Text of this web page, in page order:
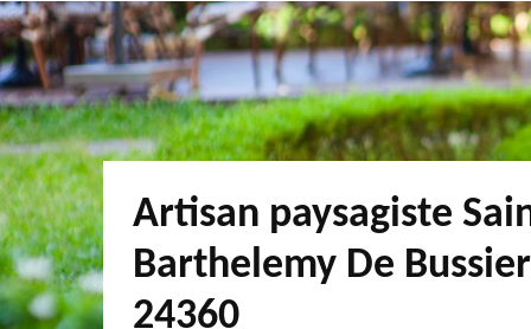
Artisan paysagiste
Barthelemy De
24360